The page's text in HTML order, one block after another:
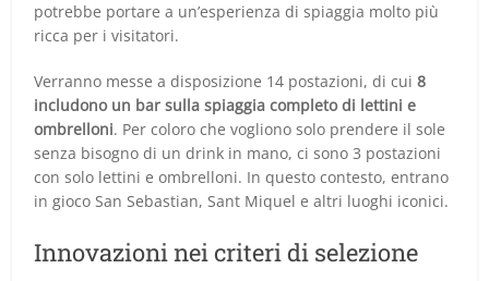
potrebbe portare a un’esperienza di spiaggia molto più
ricca per i visitatori.
Verranno messe a disposizione 14 postazioni, di cui8
includono un bar sulla spiaggia completo di lettini e
ombrelloni. Per coloro che vogliono solo prendere il sole
senza bisogno di un drink in mano, ci sono 3 postazioni
con solo lettini e ombrelloni. In questo contesto, entrano
in gioco San Sebastian, Sant Miquel e altri luoghi iconici.
Innovazioni nei criteri di selezione